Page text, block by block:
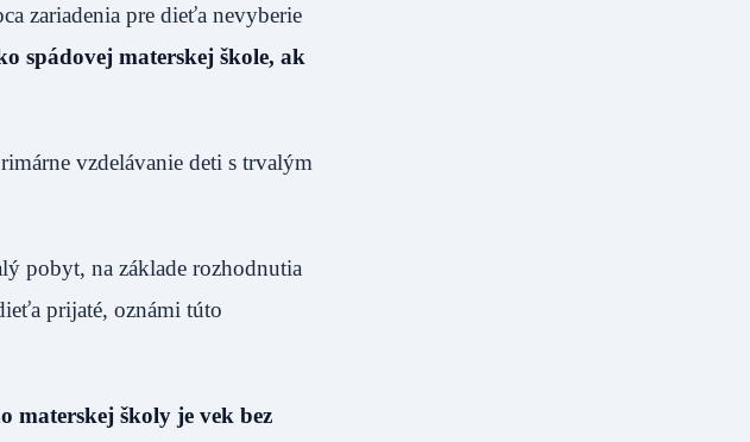
zariadenia pre dieťa nevyberie
spádovej materskej škole, ak
vzdelávanie deti s trvalým
pobyt, na základe rozhodnutia
prijaté, oznámi túto
školy je vek bez